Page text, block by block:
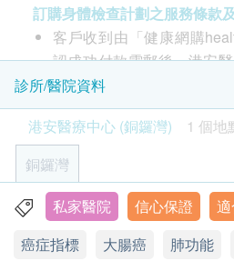
視力檢查
色盲測試
青光眼初部檢查
血壓
身高
脈搏率
體重
醫生會診及體格檢查
病歷及健康問卷調查
血脂
HK$270.0
人類乳頭病毒測試
HK$920.0
大便隱血檢查
HK$210.0
甲狀腺超聲波
HK$1,500.0
癌症指標測試組合A
訂購身體檢查計劃之服務條款
客戶收到由「健康網購
認成功付款電郵後，港安
天內，致電客戶預約身體
亦可於訂單確認後1個工作
鑼灣)查詢 (電話: 2782 2202)
客戶必須於預約當天出示身
以確認身份。
本身體檢查計劃有效期為6
內(由確認付款日期起計)
廢。
診所/醫院資料
港安醫療中心 (銅鑼灣)
1 個地
銅鑼灣
銅鑼灣恩平道28號利園二期26樓
顯示地圖
私家醫院 信心保證
癌症指標
大腸癌 肺功能